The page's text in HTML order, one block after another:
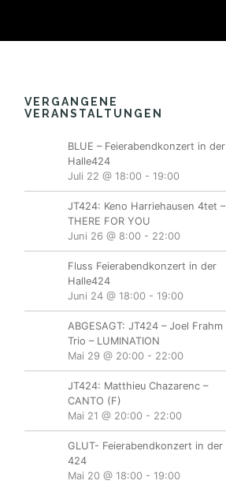
VERGANGENE
VERANSTALTUNGEN
BLUE – Feierabendkonzert in der
Halle424
Juli 22 @ 18:00 - 19:00
JT424: Keno Harriehausen 4tet –
THERE FOR YOU
Juni 26 @ 8:00 - 22:00
Fluss Feierabendkonzert in der
Halle424
Juni 24 @ 18:00 - 19:00
ABGESAGT: JT424 – Joel Frahm
Trio – LUMINATION
Mai 29 @ 20:00 - 22:00
JT424: Matthieu Chazarenc –
CANTO (F)
Mai 21 @ 20:00 - 22:00
GLUT- Feierabendkonzert in der
424
Mai 20 @ 18:00 - 19:00